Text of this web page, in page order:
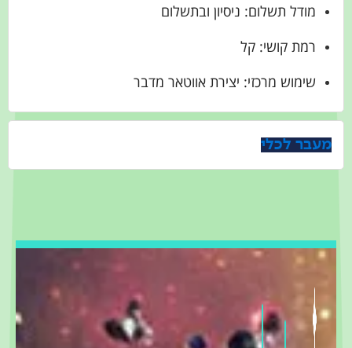
מודל תשלום: ניסיון ובתשלום
רמת קושי: קל
שימוש מרכזי: יצירת אווטאר מדבר
מעבר לכלי